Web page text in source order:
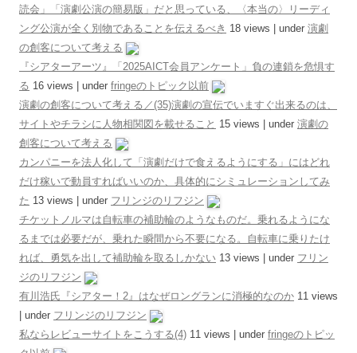
読会」「演劇公演の簡易版」だと思っている、〈本当の〉リーディ
ング公演が全く別物であることを伝えるべき 18 views under 演劇
の創客について考える
『シアターアーツ』「2025AICT会員アンケート」負の連鎖を危惧す
る 16 views under fringeのトピック以前
演劇の創客について考える／(35)演劇の宣伝でいますぐ出来るのは、
サイトやチラシに人物相関図を載せること 15 views under 演劇の
創客について考える
カンパニーを法人化して「演劇だけで食えるようにする」にはどれ
だけ稼いで動員すればいいのか、具体的にシミュレーションしてみ
た 13 views under フリンジのリフジン
チケットノルマは自転車の補助輪のようなものだ。乗れるようにな
るまでは必要だが、乗れた瞬間から不要になる。自転車に乗りたけ
れば、勇気を出して補助輪を取るしかない 13 views under フリン
ジのリフジン
有川浩氏『シアター！2』はなぜロングランに消極的なのか 11 views
under フリンジのリフジン
私ならレビューサイトをこうする(4) 11 views under fringeのトピッ